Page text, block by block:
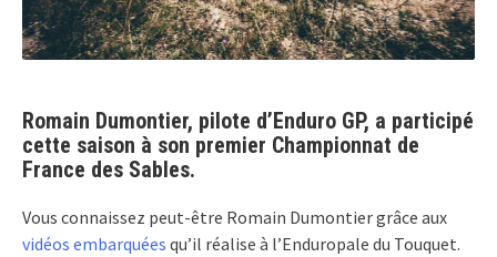
Romain Dumontier, pilote d’Enduro GP, a participé
cette saison à son premier Championnat de
France des Sables.
Vous connaissez peut-être Romain Dumontier grâce aux
vidéos embarquées qu’il réalise à l’Enduropale du Touquet.